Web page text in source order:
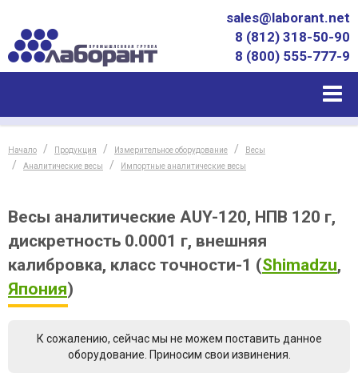
sales@laborant.net
8 (812) 318-50-90
8 (800) 555-777-9
Начало Продукция Измерительное оборудование
Весы
Аналитические весы
Импортные аналитические весы
Весы аналитические AUY-120, НПВ 120 г,
дискретность 0.0001 г, внешняя
калибровка, класс точности-1 (Shimadzu,
Япония)
К сожалению, сейчас мы не можем поставить данное
оборудование. Приносим свои извинения.